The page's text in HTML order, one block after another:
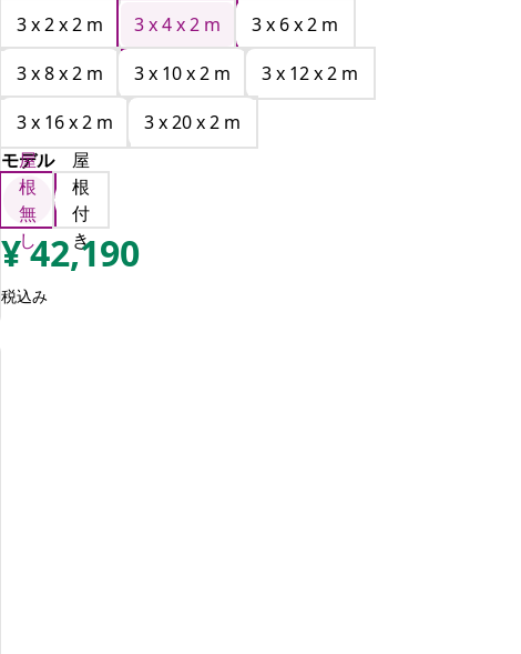
3 x 2 x 2 m
3 x 4 x 2 m
3 x 6 x 2 m
3 x 8 x 2 m
3 x 10 x 2 m
3 x 12 x 2 m
3 x 16 x 2 m
3 x 20 x 2 m
モデル
屋
根
無
し
屋
根
付
き
¥42,190
税込み